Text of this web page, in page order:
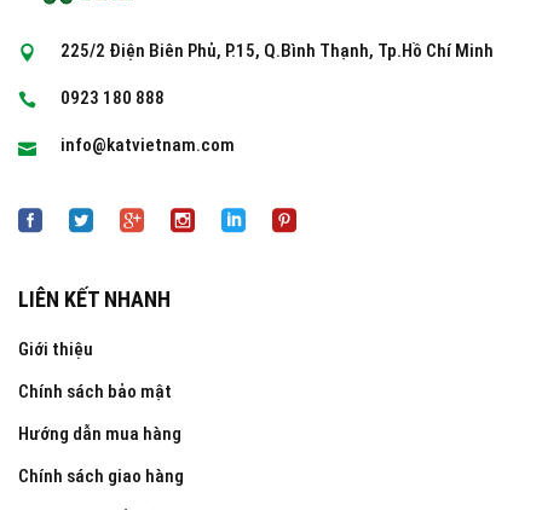
225/2 Điện Biên Phủ, P.15, Q.Bình Thạnh, Tp.Hồ Chí Minh
0923 180 888
info@katvietnam.com
LIÊN KẾT NHANH
Giới thiệu
Chính sách bảo mật
Hướng dẫn mua hàng
Chính sách giao hàng